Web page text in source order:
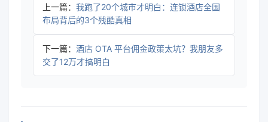
上一篇： 我跑了20个城市才明白：连锁酒店全国
布局背后的3个残酷真相
下一篇： 酒店 OTA 平台佣金政策太坑？我朋友多
交了12万才搞明白